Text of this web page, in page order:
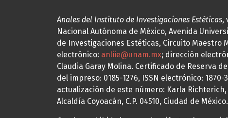
Anales del Instituto de Investigaciones Estéticas,
Nacional Autónoma de México, Avenida
de Investigaciones Estéticas, Circuito Maestro
electrónico: anliie@unam.mx; dirección
Claudia Garay Molina. Certificado de Reserva
del impreso: 0185-1276, ISSN electrónico:
actualización de este número: Karla
Alcaldía Coyoacán, C.P. 04510, Ciudad de